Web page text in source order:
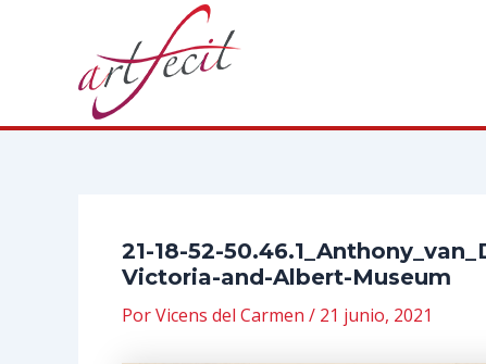
21-18-52-
Victoria-and-Albert-Museum
PorVicens del Carmen / 21 junio, 2021